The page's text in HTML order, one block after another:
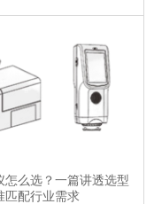
怎么选？一篇讲透选型
匹配行业需求